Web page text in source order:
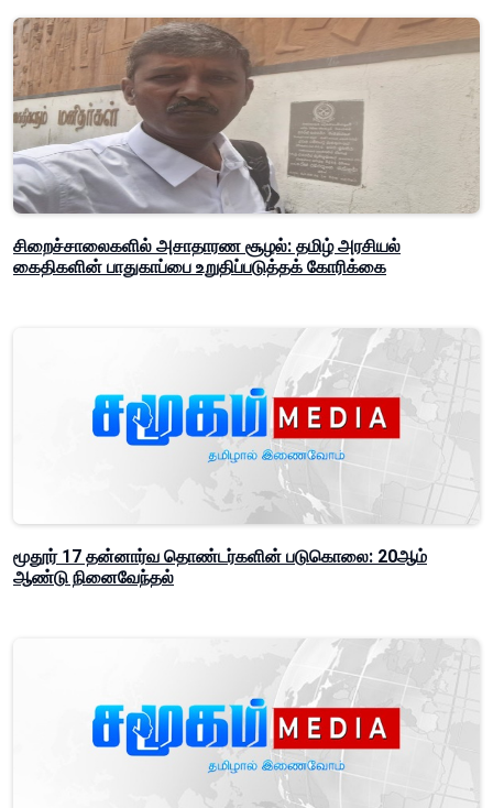
சிறைச்சாலைகளில் அசாதாரண சூழல்: தமிழ் அரசியல்
கைதிகளின் பாதுகாப்பை உறுதிப்படுத்தக் கோரிக்கை
மூதூர் 17 தன்னார்வ தொண்டர்களின் படுகொலை: 20ஆம்
ஆண்டு நினைவேந்தல்